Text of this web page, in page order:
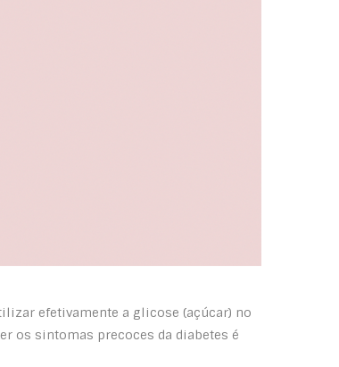
efetivamente a glicose (açúcar) no
os sintomas precoces da diabetes é